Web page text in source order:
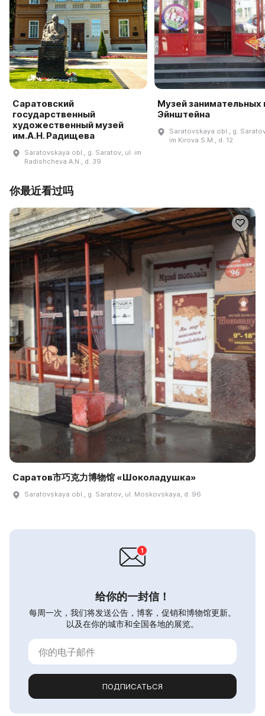
Саратовский
государственный
художественный музей
им.А.Н. Радищева
Saratovskaya obl., g. Saratov, ul. im
Radishcheva A.N., d. 39
Музей занимательных
Эйнштейна
Saratovskaya obl., g.
im Kirova S.M., d. 12
你最近看过吗
Саратов市巧克力博物馆 «Шоколадушка»
Saratovskaya obl., g. Saratov, ul. Moskovskaya, d. 96
给你的一封信！
每周一次，我们将发送公告，博客，促销和博物馆更新。
以及在你的城市和全国各地的展览。
ПОДПИСАТЬСЯ